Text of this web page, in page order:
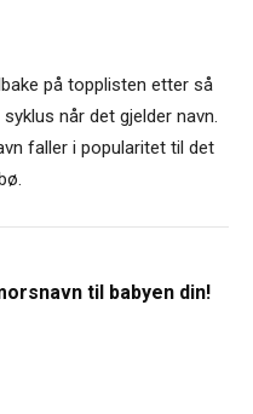
på topplisten etter så
når det gjelder navn.
faller i popularitet til det
til babyen din!